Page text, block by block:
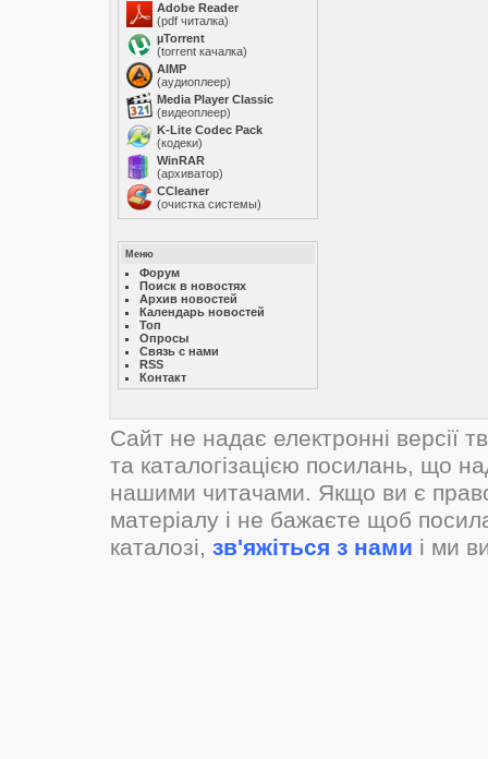
Adobe Reader
(pdf читалка)
µTorrent
(torrent качалка)
AIMP
(аудиоплеер)
Media Player Classic
(видеоплеер)
K-Lite Codec Pack
(кодеки)
WinRAR
(архиватор)
ССleaner
(очистка системы)
Меню
Форум
Поиск в новостях
Архив новостей
Календарь новостей
Топ
Опросы
Связь с нами
RSS
Контакт
Сайт не надає електронні версії
та каталогізацією посилань, що
нашими читачами. Якщо ви є
матеріалу і не бажаєте щоб
каталозі, зв'яжіться з нами і ми